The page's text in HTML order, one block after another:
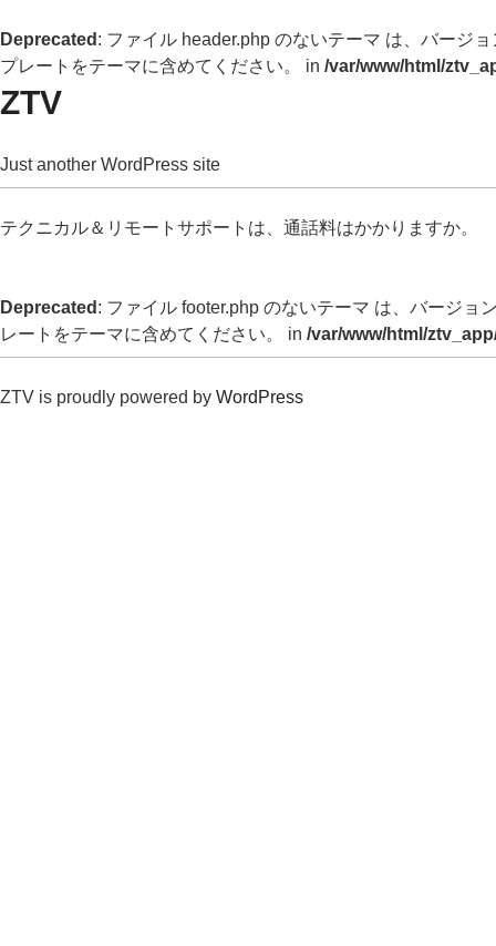
Deprecated : ファイル header.php のないテーマ は、バージ
プレートをテーマに含めてください。 in /var/www/html/
ZTV
Just another WordPress site
テクニカル＆リモートサポートは、通話料はかかりますか。
Deprecated : ファイル footer.php のないテーマ は、バージョ
レートをテーマに含めてください。 in /var/www/html/
ZTV is proudly powered by WordPress